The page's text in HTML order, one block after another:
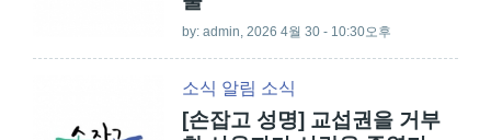
by: admin , 2026 4월 30 - 10:30오후
소식 알림 소식
[손잡고 성명] 교섭권을 거부